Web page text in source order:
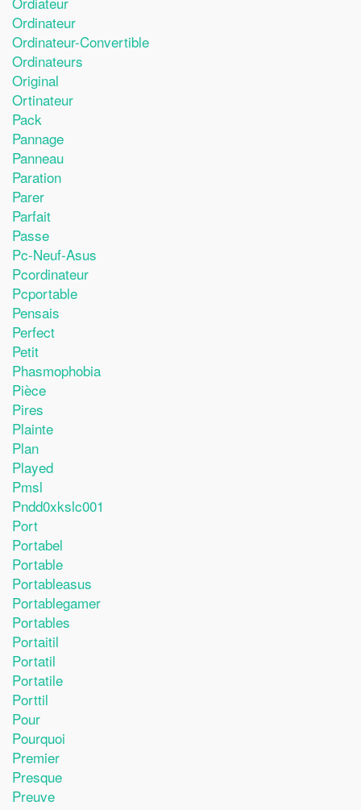
Ordinateur
Ordinateur-Convertible
Ordinateurs
Original
Ortinateur
Pack
Pannage
Panneau
Paration
Parer
Parfait
Passe
Pc-Neuf-Asus
Pcordinateur
Pcportable
Pensais
Perfect
Petit
Phasmophobia
Pièce
Pires
Plainte
Plan
Played
Pmsl
Pndd0xkslc001
Port
Portabel
Portable
Portableasus
Portablegamer
Portables
Portaitil
Portatil
Portatile
Porttil
Pour
Pourquoi
Premier
Presque
Preuve